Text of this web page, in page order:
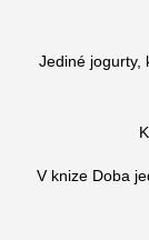
Jediné jogurty,
V knize Doba